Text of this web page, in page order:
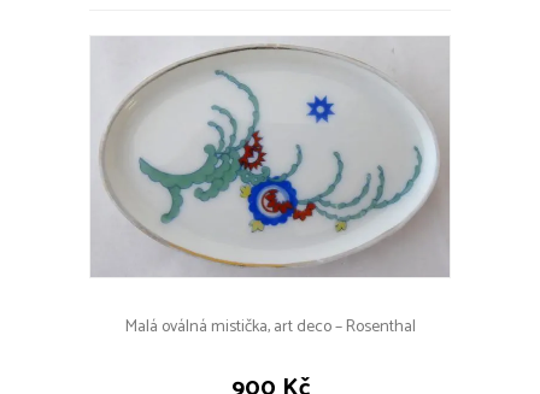
Malá oválná mistička, art deco – Rosenthal